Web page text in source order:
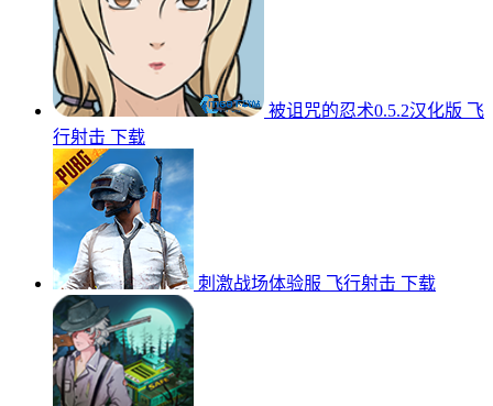
被诅咒的忍术0.5.2汉化版
飞
行射击
下载
刺激战场体验服 飞行射击 下载